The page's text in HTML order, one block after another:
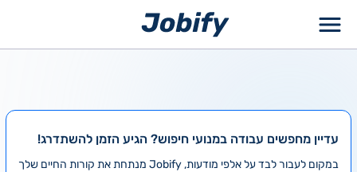
עדיין מחפשים עבודה במנועי חיפוש? הגיע הזמן להשתדרג!
במקום לעבור לבד על אלפי מודעות, Jobify מנתחת את קורות החיים שלך